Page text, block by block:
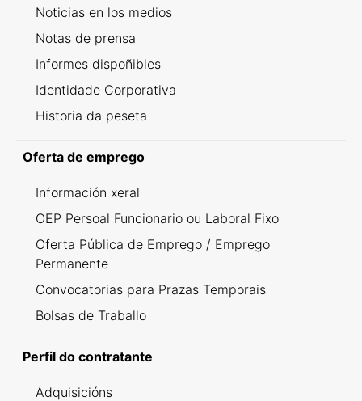
Noticias en los medios
Notas de prensa
Informes dispoñibles
Identidade Corporativa
Historia da peseta
Oferta de emprego
Información xeral
OEP Persoal Funcionario ou Laboral Fixo
Oferta Pública de Emprego / Emprego
Permanente
Convocatorias para Prazas Temporais
Bolsas de Traballo
Perfil do contratante
Adquisicións